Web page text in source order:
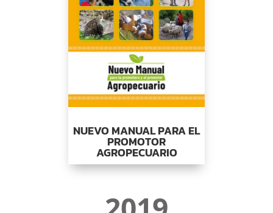
NUEVO MANUAL PARA EL
PROMOTOR
AGROPECUARIO